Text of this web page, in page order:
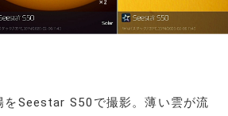
をSeestar S50で撮影。薄い雲が流